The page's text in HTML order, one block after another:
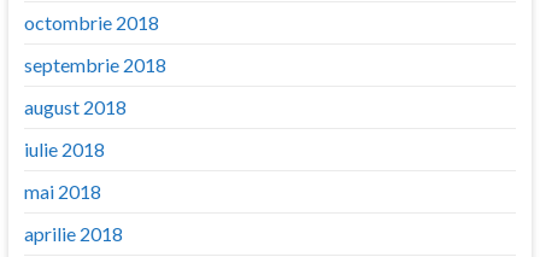
octombrie 2018
septembrie 2018
august 2018
iulie 2018
mai 2018
aprilie 2018